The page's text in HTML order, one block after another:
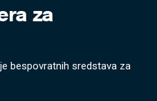
za
bespovratnih sredstava za